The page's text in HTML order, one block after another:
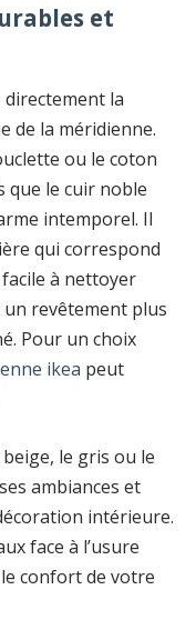
et
directement la
de la méridienne.
ou le coton
que le cuir noble
intemporel. Il
qui correspond
à nettoyer
revêtement plus
Pour un choix
ikea peut
le gris ou le
ambiances et
intérieure.
face à l’usure
confort de votre